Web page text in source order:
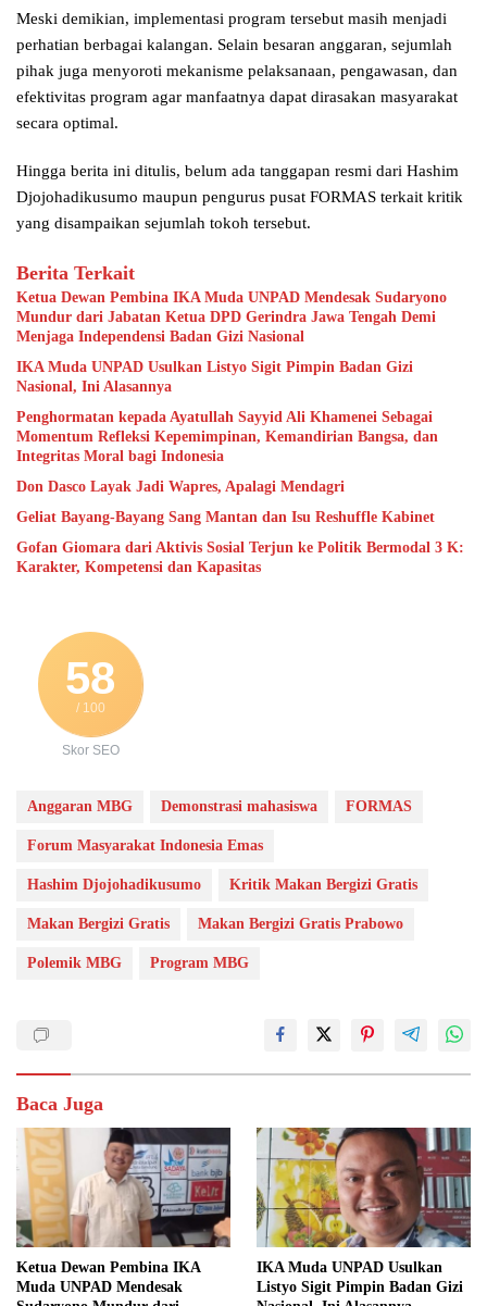
Meski demikian, implementasi program tersebut masih menjadi
perhatian berbagai kalangan. Selain besaran anggaran, sejumlah
pihak juga menyoroti mekanisme pelaksanaan, pengawasan, dan
efektivitas program agar manfaatnya dapat dirasakan masyarakat
secara optimal.
Hingga berita ini ditulis, belum ada tanggapan resmi dari Hashim
Djojohadikusumo maupun pengurus pusat FORMAS terkait kritik
yang disampaikan sejumlah tokoh tersebut.
Berita Terkait
Ketua Dewan Pembina IKA Muda UNPAD Mendesak Sudaryono
Mundur dari Jabatan Ketua DPD Gerindra Jawa Tengah Demi
Menjaga Independensi Badan Gizi Nasional
IKA Muda UNPAD Usulkan Listyo Sigit Pimpin Badan Gizi
Nasional, Ini Alasannya
Penghormatan kepada Ayatullah Sayyid Ali Khamenei Sebagai
Momentum Refleksi Kepemimpinan, Kemandirian Bangsa, dan
Integritas Moral bagi Indonesia
Don Dasco Layak Jadi Wapres, Apalagi Mendagri
Geliat Bayang-Bayang Sang Mantan dan Isu Reshuffle Kabinet
Gofan Giomara dari Aktivis Sosial Terjun ke Politik Bermodal 3 K:
Karakter, Kompetensi dan Kapasitas
58
/ 100
Skor SEO
Anggaran MBG Demonstrasi mahasiswa FORMAS
Forum Masyarakat Indonesia Emas
Hashim Djojohadikusumo Kritik Makan Bergizi Gratis
Makan Bergizi Gratis Makan Bergizi Gratis Prabowo
Polemik MBG Program MBG
Baca Juga
Ketua Dewan Pembina IKA
Muda UNPAD Mendesak
IKA Muda UNPAD Usulkan
Listyo Sigit Pimpin Badan Gizi